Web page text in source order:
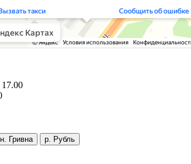
Гривна р. Рубль